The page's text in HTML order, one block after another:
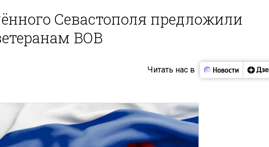
Севастополя предложили
ВОВ
Читать нас в